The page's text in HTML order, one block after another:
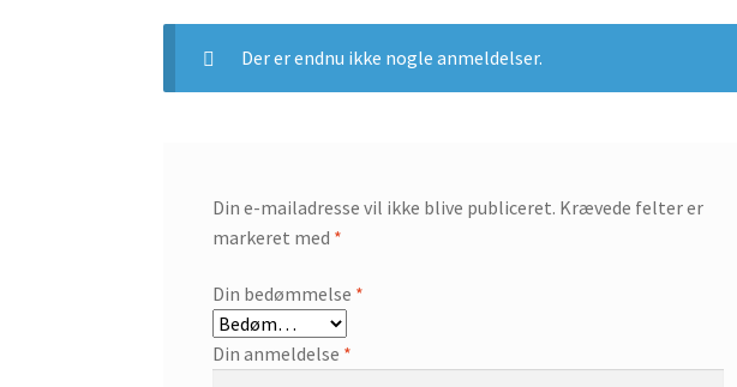
Der er endnu ikke nogle anmeldelser.
Din e-mailadresse vil ikke blive publiceret. Krævede felter er
markeret med *
Din bedømmelse *
Din anmeldelse *